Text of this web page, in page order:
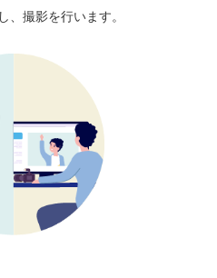
、撮影を行います。